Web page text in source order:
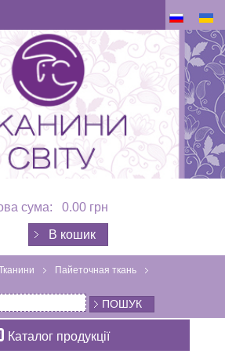
сума: 0.00 грн
В кошик
Пайеточная ткань
ПОШУК
Каталог продукції